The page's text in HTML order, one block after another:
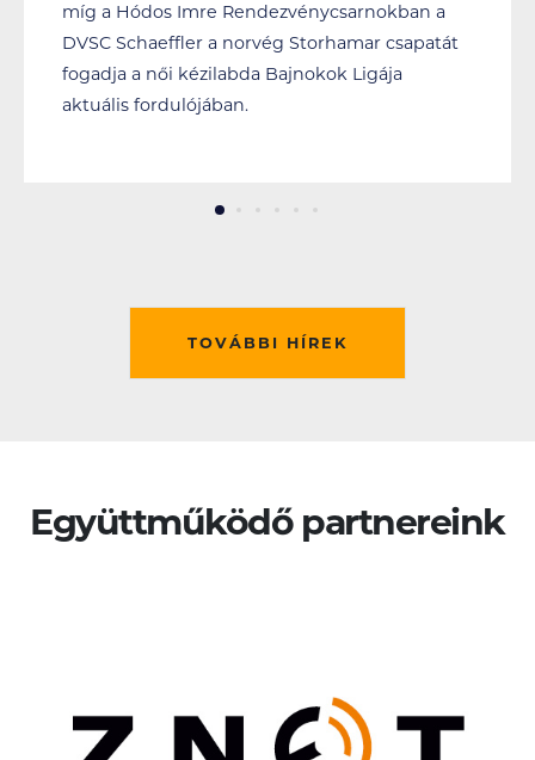
míg a Hódos Imre Rendezvénycsarnokban a
DVSC Schaeffler a norvég Storhamar csapatát
fogadja a női kézilabda Bajnokok Ligája
aktuális fordulójában.
TOVÁBBI HÍREK
Együttműködő partnereink